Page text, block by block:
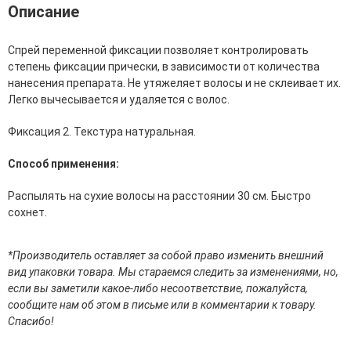
Автозагар для лица
Ампулы для лица
Бальзамы для лица
Защита от солнца для лица
Кремы для лица
Маски для лица
Масла для лица
Молочко и сливки для лица
Наборы для ухода за лицом
Пенки и муссы для лица
Скрабы, пилинги и гоммажи для лица
Спреи для лица
Описание
Спрей переменной фиксации позволяет контролировать
степень фиксации прически, в зависимости от количества
нанесения препарата. Не утяжеляет волосы и не склеивает их.
Легко вычесывается и удаляется с волос.
Фиксация 2. Текстура натуральная.
Способ применения:
Распылять на сухие волосы на расстоянии 30 см. Быстро
сохнет.
*Производитель оставляет за собой право изменить внешний
вид упаковки товара. Мы стараемся следить за изменениями, но,
если вы заметили какое-либо несоответствие, пожалуйста,
сообщите нам об этом в письме или в комментарии к товару.
Спасибо!